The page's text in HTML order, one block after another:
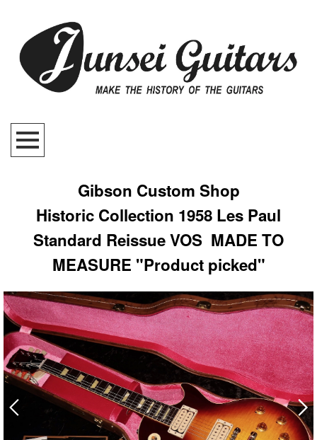
Gibson Custom Shop
Historic Collection 1958 Les Paul
Standard Reissue VOS MADE TO
MEASURE "Product picked"